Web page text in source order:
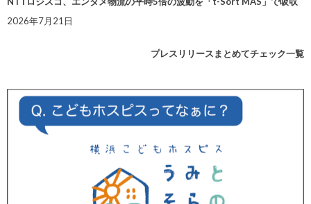
2026年7月21日
プレスリリースまとめてチェック一覧